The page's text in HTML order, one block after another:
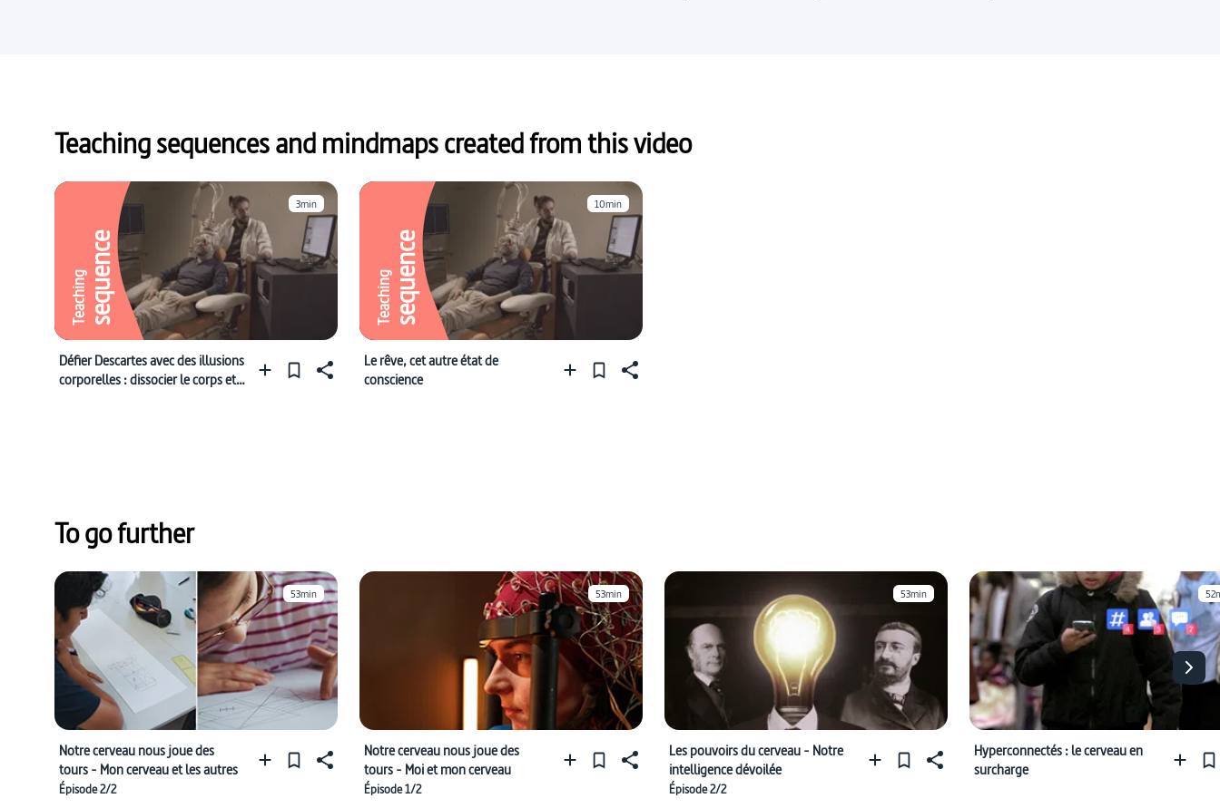
Teaching sequences and mindmaps created from this video
Teachingsequence
3min
Défier Descartes avec des illusions
corporelles : dissocier le corps et
Teachingsequence
10min
Le rêve, cet autre état de
conscience
To go further
53min
Notre cerveau nous joue des
tours - Mon cerveau et les autres
Épisode 2/2
53min
Notre cerveau nous joue des
tours - Moi et mon cerveau
Épisode 1/2
53min
Les pouvoirs du cerveau - Notre
intelligence dévoilée
Épisode 2/2
Hyperconnectés : le cerveau en
surcharge